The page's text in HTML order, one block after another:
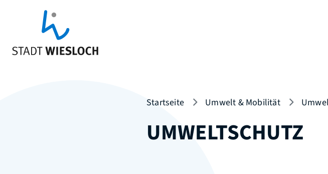
Startseite Umwelt & Mobilität
UMWELTSCHUTZ